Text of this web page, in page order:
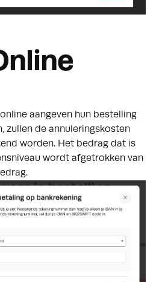
aangeven hun bestelling
zullen de annuleringskosten
worden. Het bedrag dat is
wordt afgetrokken van